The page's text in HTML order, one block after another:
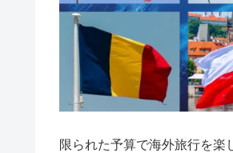
限られた予算で海外旅行を